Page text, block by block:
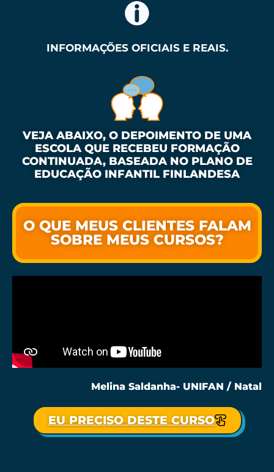
INFORMAÇÕES OFICIAIS E REAIS.
VEJA ABAIXO, O DEPOIMENTO DE UMA
ESCOLA QUE RECEBEU FORMAÇÃO
CONTINUADA, BASEADA NO PLANO DE
EDUCAÇÃO INFANTIL FINLANDESA
O QUE MEUS CLIENTES FALAM
SOBRE MEUS CURSOS?
Melina Saldanha- UNIFAN / Natal
EU PRECISO DESTE CURSO